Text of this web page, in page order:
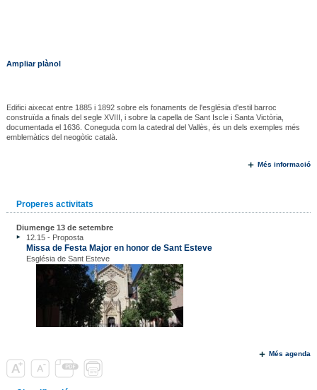
Ampliar plànol
Edifici aixecat entre 1885 i 1892 sobre els fonaments de l'església d'estil barroc
construïda a finals del segle XVIII, i sobre la capella de Sant Iscle i Santa Victòria,
documentada el 1636. Coneguda com la catedral del Vallès, és un dels exemples més
emblemàtics del neogòtic català.
Més informació
Properes activitats
Diumenge 13 de setembre
12.15 - Proposta
Missa de Festa Major en honor de Sant Esteve
Església de Sant Esteve
Més agenda